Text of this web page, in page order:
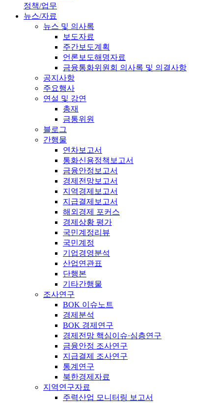
정책/업무
뉴스/자료
뉴스 및 의사록
보도자료
주간보도계획
언론보도해명자료
금융통화위원회 의사록 및 의결사항
공지사항
주요행사
연설 및 강연
총재
금통위원
블로그
간행물
연차보고서
통화신용정책보고서
금융안정보고서
경제전망보고서
지역경제보고서
지급결제보고서
해외경제 포커스
경제상황 평가
국민계정리뷰
국민계정
기업경영분석
산업연관표
단행본
기타간행물
조사연구
BOK 이슈노트
경제분석
BOK 경제연구
경제전망 핵심이슈·심층연구
금융안정 조사연구
지급결제 조사연구
통계연구
북한경제자료
지역연구자료
주력산업 모니터링 보고서